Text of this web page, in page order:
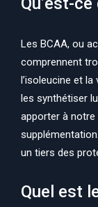
Les BCAA, ou
comprennent
l’isoleucine et
les synthétiser
apporter à notre
un tiers des
Quel est